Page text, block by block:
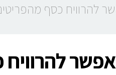
להרוויח כסף